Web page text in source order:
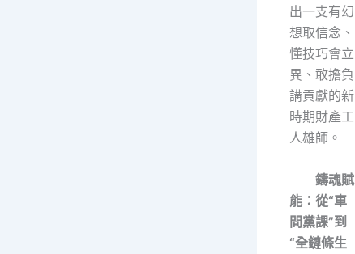
出一支有幻
想取信念、
懂技巧會立
異、敢擔負
講貢獻的新
時期財產工
人雄師。
鑄魂賦
能：從“車
間黨課”到
“全鏈條生